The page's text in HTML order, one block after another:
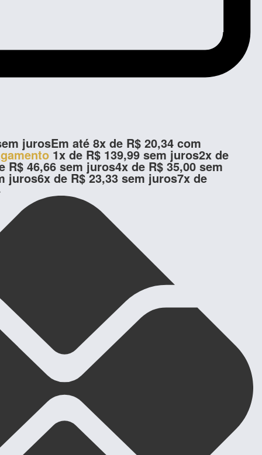
jurosEm até 8x de R$ 20,34 com
1x de R$ 139,99 sem juros2x de
R$ 46,66 sem juros4x de R$ 35,00 sem
juros6x de R$23,33 sem juros7x de